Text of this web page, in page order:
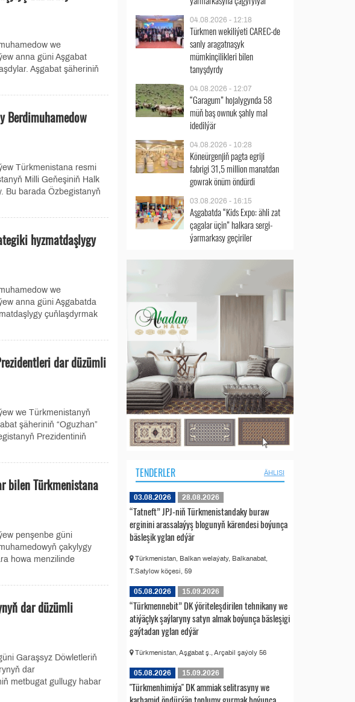
we
anna güni Aşgabat
Aşgabat şäheriniň
Berdimuhamedow
Türkmenistana resmi
Milli Geňeşiniň Halk
Bu barada Özbegistanyň
hyzmatdaşlygy
we
anna güni Aşgabatda
çuňlaşdyrmak
dar düzümli
we Türkmenistanyň
şäheriniň “Oguzhan”
Prezidentiniň
bilen Türkmenistana
penşenbe güni
çakylygy
howa menzilinde
dar düzümli
Garaşsyz Döwletleriň
dar
metbugat gullugy habar
04.08.2026 - 12:18
Türkmen wekiliýeti CAREC-de
sanly aragatnaşyk
mümkinçilikleri bilen
tanyşdyrdy
04.08.2026 - 12:07
“Garagum” hojalygynda 58
müň baş ownuk şahly mal
idedilýär
04.08.2026 - 10:28
Köneürgenjiň pagta egriji
fabrigi 31,5 million manatdan
gowrak önüm öndürdi
03.08.2026 - 16:15
Aşgabatda “Kids Expo: ähli zat
çagalar üçin” halkara sergi-
ýarmarkasy geçiriler
TENDERLER ÄHLISI
03.08.2026 28.08.2026
“Tatneft” JPJ-niň Türkmenistandaky buraw
erginini arassalaýyş blogunyň kärendesi boýunça
bäsleşik yglan edýär
Türkmenistan, Balkan welaýaty, Balkanabat,
T.Satylow köçesi, 59
05.08.2026 15.09.2026
“Türkmennebit” DK ýöriteleşdirilen tehnikany we
atiýäçlyk şaýlaryny satyn almak boýunça bäsleşigi
gaýtadan yglan edýär
Türkmenistan, Aşgabat ş., Arçabil şaýoly 56
05.08.2026 15.09.2026
"Türkmenhimiýa" DK ammiak selitrasyny we